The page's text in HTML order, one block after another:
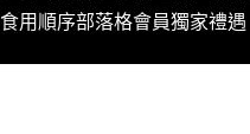
食用順序部落格會員獨家禮遇